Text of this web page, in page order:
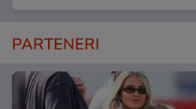
PARTENERI